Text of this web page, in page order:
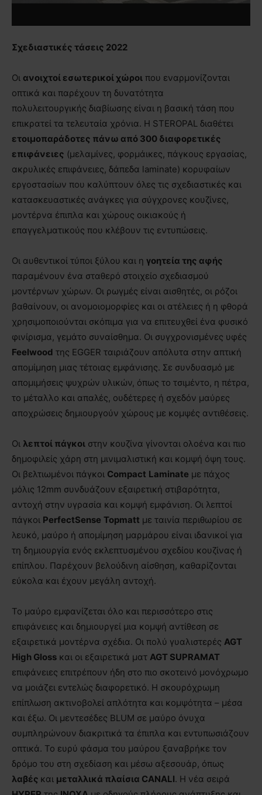
Σχεδιαστικές τάσεις 2022
Οι ανοιχτοί εσωτερικοί χώροι που εναρμονίζονται
οπτικά και παρέχουν τη δυνατότητα
πολυλειτουργικής διαβίωσης είναι η βασική τάση που
επικρατεί τα τελευταία χρόνια. Η STEROPAL διαθέτει
ετοιμοπαράδοτες πάνω από 300 διαφορετικές
επιφάνειες (μελαμίνες, φορμάικες, πάγκους εργασίας,
ακρυλικές επιφάνειες, δάπεδα laminate) κορυφαίων
εργοστασίων που καλύπτουν όλες τις σχεδιαστικές και
κατασκευαστικές ανάγκες για σύγχρονες κουζίνες,
μοντέρνα έπιπλα και χώρους οικιακούς ή
επαγγελματικούς που κλέβουν τις εντυπώσεις.
Οι αυθεντικοί τύποι ξύλου και η γοητεία της αφής
παραμένουν ένα σταθερό στοιχείο σχεδιασμού
μοντέρνων χώρων. Οι ρωγμές είναι αισθητές, οι ρόζοι
βαθαίνουν, οι ανομοιομορφίες και οι ατέλειες ή η φθορά
χρησιμοποιούνται σκόπιμα για να επιτευχθεί ένα φυσικό
φινίρισμα, γεμάτο συναίσθημα. Οι συγχρονισμένες υφές
Feelwood της EGGER ταιριάζουν απόλυτα στην απτική
απομίμηση μιας τέτοιας εμφάνισης. Σε συνδυασμό με
απομιμήσεις ψυχρών υλικών, όπως το τσιμέντο, η πέτρα,
το μέταλλο και απαλές, ουδέτερες ή σχεδόν μαύρες
αποχρώσεις δημιουργούν χώρους με κομψές αντιθέσεις.
Οι λεπτοί πάγκοι στην κουζίνα γίνονται ολοένα και πιο
δημοφιλείς χάρη στη μινιμαλιστική και κομψή όψη τους.
Οι βελτιωμένοι πάγκοι Compact Laminate με πάχος
μόλις 12mm συνδυάζουν εξαιρετική στιβαρότητα,
αντοχή στην υγρασία και κομψή εμφάνιση. Οι λεπτοί
πάγκοι PerfectSense Topmatt με ταινία περιθωρίου σε
λευκό, μαύρο ή απομίμηση μαρμάρου είναι ιδανικοί για
τη δημιουργία ενός εκλεπτυσμένου σχεδίου κουζίνας ή
επίπλου. Παρέχουν βελούδινη αίσθηση, καθαρίζονται
εύκολα και έχουν μεγάλη αντοχή.
Το μαύρο εμφανίζεται όλο και περισσότερο στις
επιφάνειες και δημιουργεί μια κομψή αντίθεση σε
εξαιρετικά μοντέρνα σχέδια. Οι πολύ γυαλιστερές AGT
High Gloss και οι εξαιρετικά ματ AGT SUPRAMAT
επιφάνειες επιτρέπουν ήδη στο πιο σκοτεινό μονόχρωμο
να μοιάζει εντελώς διαφορετικό. Η σκουρόχρωμη
επίπλωση ακτινοβολεί απλότητα και κομψότητα – μέσα
και έξω. Οι μεντεσέδες BLUM σε μαύρο όνυχα
συμπληρώνουν διακριτικά τα έπιπλα και εντυπωσιάζουν
οπτικά. Το ευρύ φάσμα του μαύρου ξαναβρήκε τον
δρόμο του στη σχεδίαση και μέσω αξεσουάρ, όπως
λαβές και μεταλλικά πλαίσια CANALI. Η νέα σειρά